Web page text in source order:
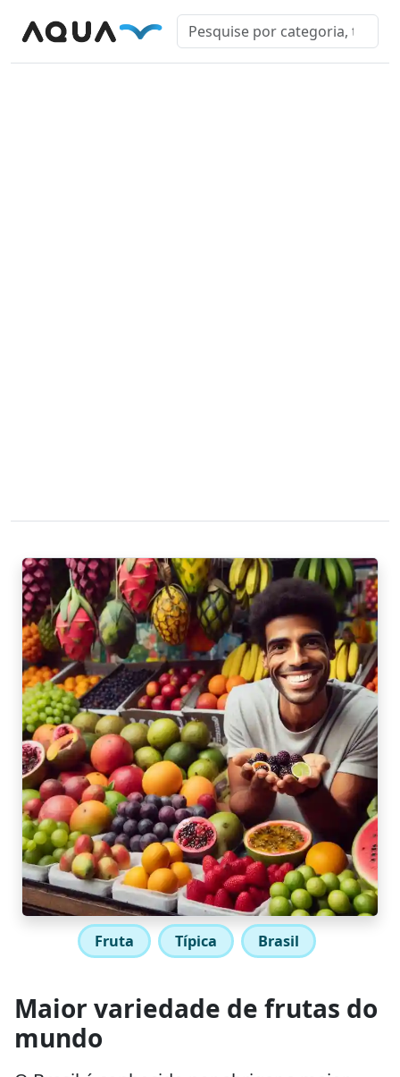
Fruta Típica Brasil
Maior variedade de frutas do
mundo